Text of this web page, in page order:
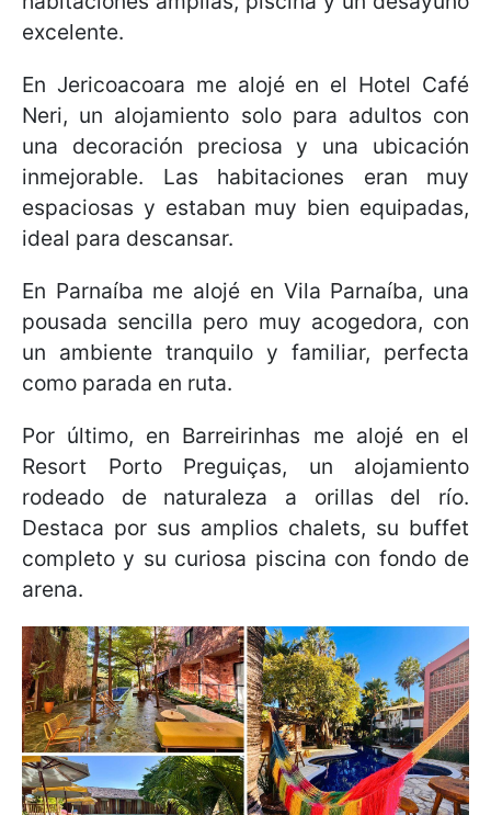
excelente.
En Jericoacoara me alojé en el Hotel Café
Neri, un alojamiento solo para adultos con
una decoración preciosa y una ubicación
inmejorable. Las habitaciones eran muy
espaciosas y estaban muy bien equipadas,
ideal para descansar.
En Parnaíba me alojé en Vila Parnaíba, una
pousada sencilla pero muy acogedora, con
un ambiente tranquilo y familiar, perfecta
como parada en ruta.
Por último, en Barreirinhas me alojé en el
Resort Porto Preguiças, un alojamiento
rodeado de naturaleza a orillas del río.
Destaca por sus amplios chalets, su buffet
completo y su curiosa piscina con fondo de
arena.